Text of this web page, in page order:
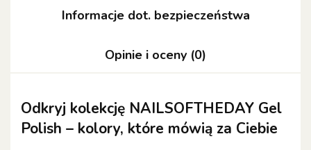
Informacje dot. bezpieczeństwa
Opinie i oceny (0)
Odkryj kolekcję NAILSOFTHEDAY Gel
Polish – kolory, które mówią za Ciebie